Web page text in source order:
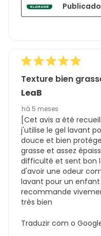
Texture bien
LeaB
há 5 meses
[Cet avis a été
j'utilise le gel lavant
douce et bien
grasse et assez
difficulté et sent bon
d'avoir une odeur
lavant pour un
recommande
très bien
Traduzir com o